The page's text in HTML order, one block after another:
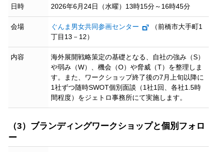
日時 2026年6月24日（水曜）13時15分～16時45分
会場 ぐんま男女共同参画センター
（前橋市大手町1
丁目13－12）
内容
海外展開戦略策定の基礎となる、自社の強み（S）
や弱み（W）、機会（O）や脅威（T）を整理しま
す。また、ワークショップ終了後の7月上旬以降に
1社ずつ随時SWOT個別面談（1社1回、各社1.5時
間程度）をジェトロ事務所にて実施します。
（3）ブランディングワークショップと個別フォロ
ー